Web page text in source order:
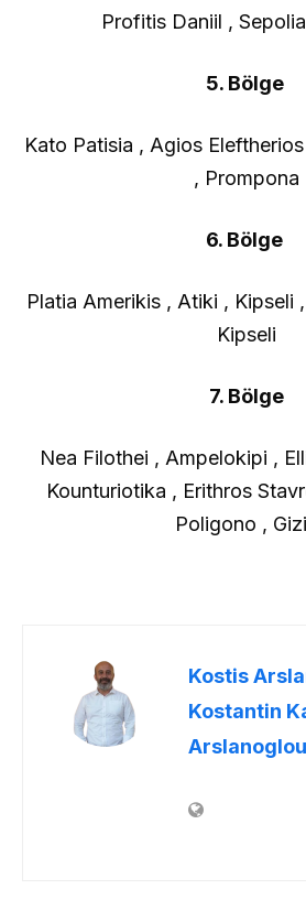
Profitis Daniil ,
5. Bölge
Kato Patisia , Agios
, Prompona
6. Bölge
Platia Amerikis , Atiki , Kipseli
Kipseli
7. Bölge
Nea Filothei , Ampelokipi ,
Kounturiotika , Erithros
Poligono ,
Kostis
Kostantin
Arslanoglou